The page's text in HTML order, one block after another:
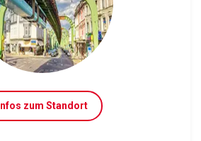
Infos zum Standort